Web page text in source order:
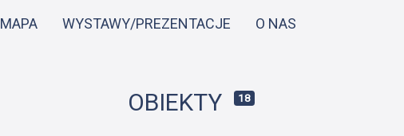
do
MAPA WYSTAWY/PREZENTACJE O NAS
OBIEKTY 18